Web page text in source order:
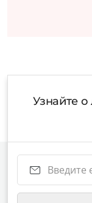
Узнайте